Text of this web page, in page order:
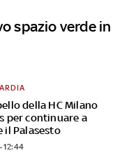
spazio verde in
della HC Milano
per continuare a
il Palasesto
12:44